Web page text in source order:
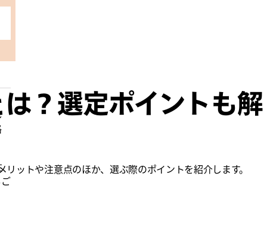
？選定ポイントも解
ットや注意点のほか、選ぶ際のポイントを紹介します。